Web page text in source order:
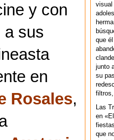
y con
a sus
en
Rosales,
visual
que
junto
su
filtros,
Las
en
que